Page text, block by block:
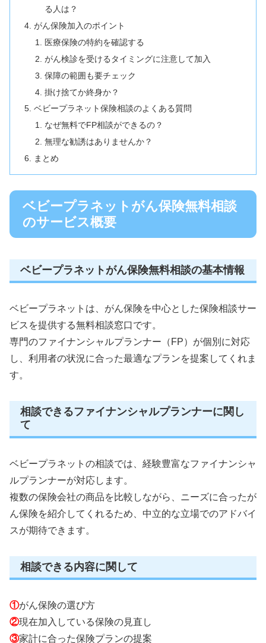
る人は？
がん保険加入のポイント
医療保険の特約を確認する
がん検診を受けるタイミングに注意して加入
保障の範囲も要チェック
掛け捨てか終身か？
ベビープラネット保険相談のよくある質問
なぜ無料でFP相談ができるの？
無理な勧誘はありませんか？
まとめ
ベビープラネットがん保険無料相談
のサービス概要
ベビープラネットがん保険無料相談の基本情報
ベビープラネットは、がん保険を中心とした保険相談サー
ビスを提供する無料相談窓口です。
専門のファイナンシャルプランナー（FP）が個別に対応
し、利用者の状況に合った最適なプランを提案してくれま
す。
相談できるファイナンシャルプランナーに関し
て
ベビープラネットの相談では、経験豊富なファイナンシャ
ルプランナーが対応します。
複数の保険会社の商品を比較しながら、ニーズに合ったが
ん保険を紹介してくれるため、中立的な立場でのアドバイ
スが期待できます。
相談できる内容に関して
①がん保険の選び方
②現在加入している保険の見直し
③家計に合った保険プランの提案